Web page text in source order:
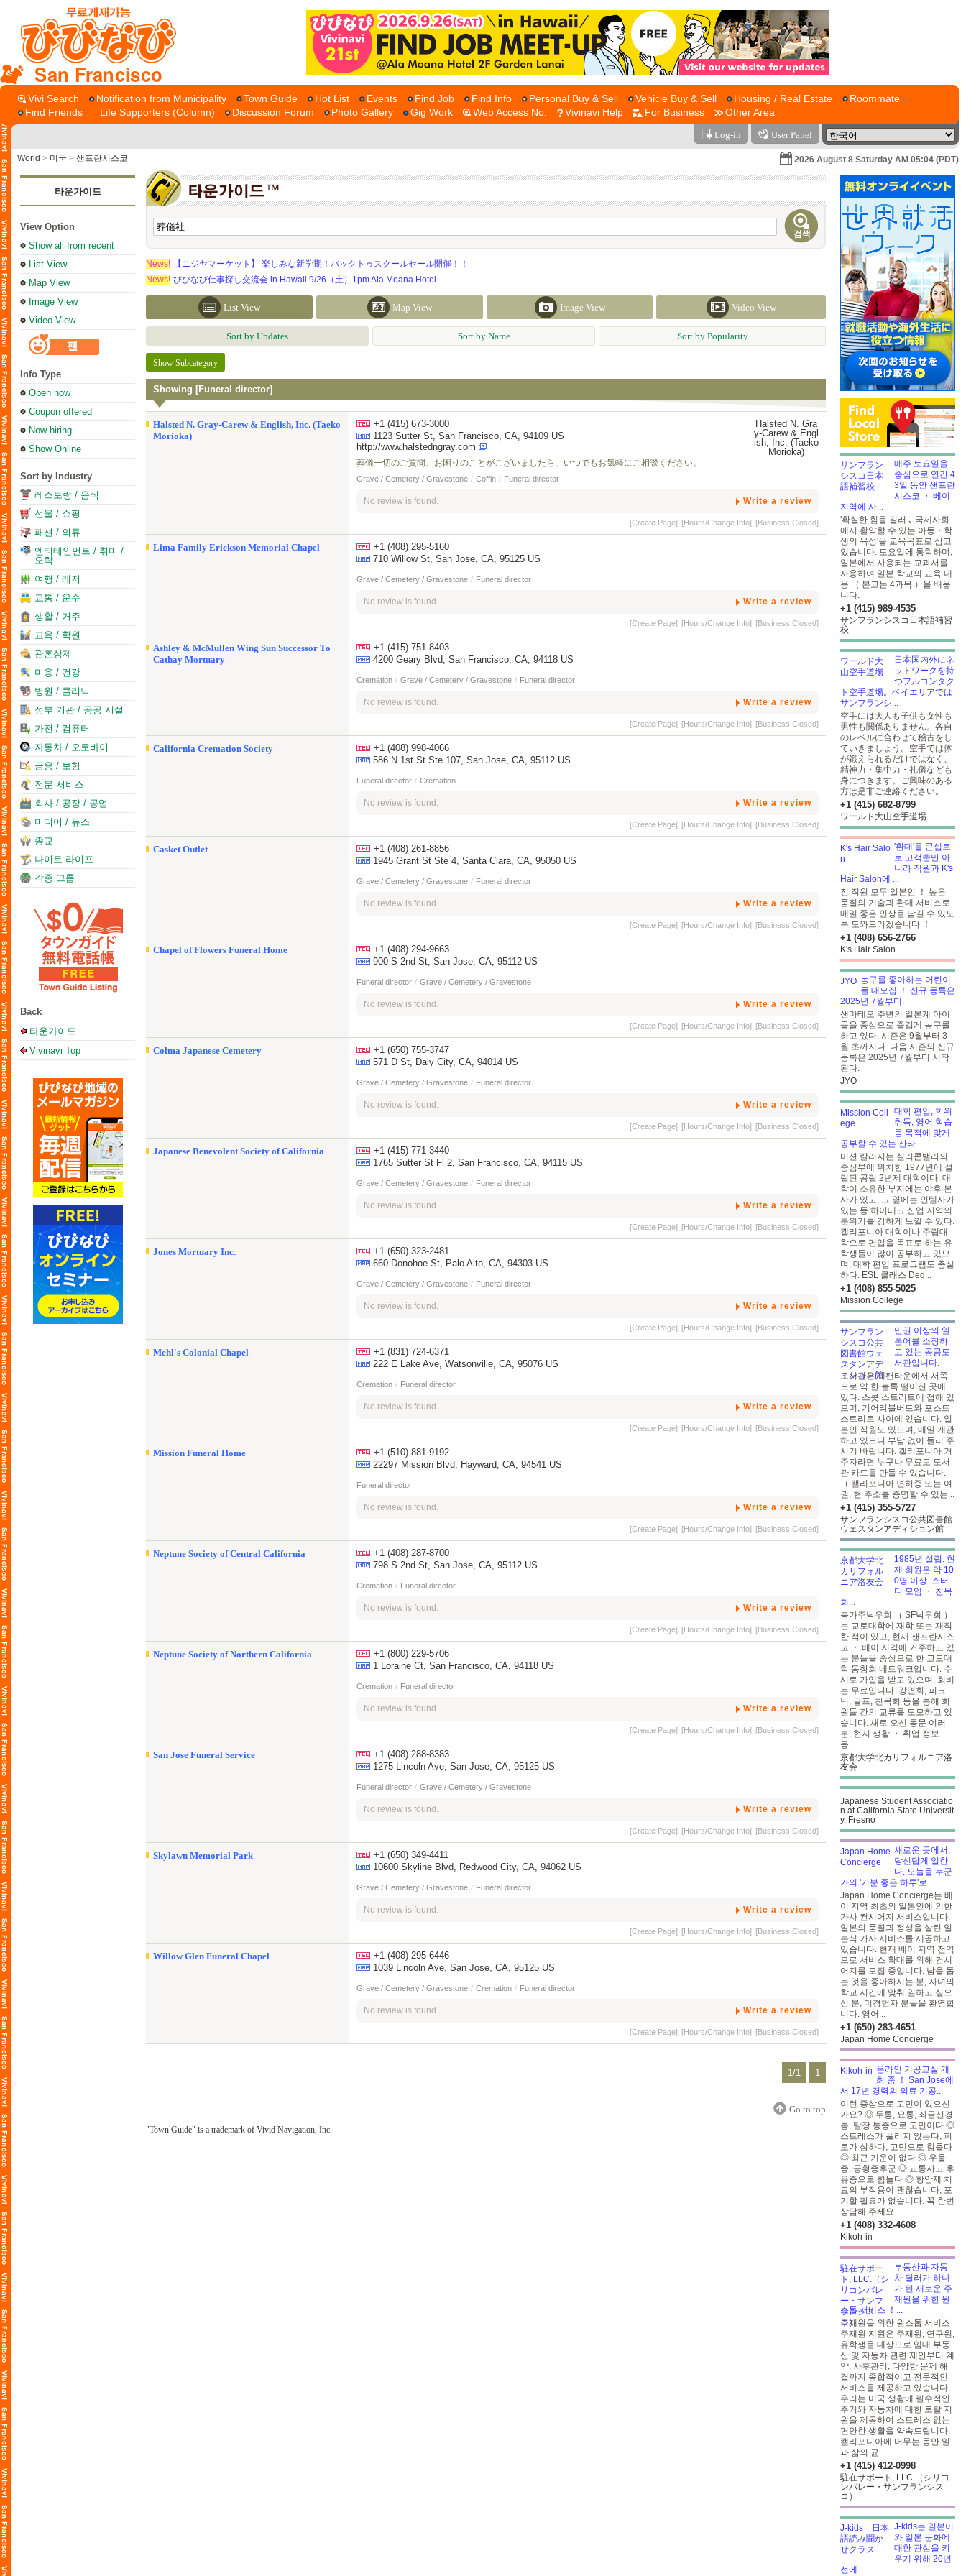
San Francisco
Vivi Search Notification from Municipality Town Guide Hot List Events Find Job Find Info Personal Buy & Sell Vehicle Buy & Sell Housing / Real Estate
Roommate
Find Friends
Life Supporters (Column) Discussion Forum Photo Gallery Gig Work Web Access No. Vivinavi Help For Business Other Area
Log-in User Panel
World > 미국 > 샌프란시스코 2026 August 8 Saturday AM 05:04 (PDT)
타운가이드
View Option
Show all from recent
List View
Map View
Image View
Video View
Info Type
Open now
Coupon offered
Now hiring
Show Online
Sort by Industry
레스토랑 / 음식
선물 / 쇼핑
패션 / 의류
엔터테인먼트 / 취미 /
오락
여행 / 레저
교통 / 운수
생활 / 거주
교육 / 학원
관혼상제
미용 / 건강
병원 / 클리닉
정부 기관 / 공공 시설
가전 / 컴퓨터
자동차 / 오토바이
금융 / 보험
전문 서비스
회사 / 공장 / 공업
미디어 / 뉴스
종교
나이트 라이프
각종 그룹
Back
타운가이드
Vivinavi Top
News!
【ニジヤマーケット】 楽しみな新学期！バックトゥスクールセール開催！！
News! びびなび仕事探し交流会 in Hawaii 9/26（土）1pm Ala Moana Hotel
List View Map View Image View Video View
Sort by Updates Sort by Name Sort by Popularity
Show Subcategory
Showing [Funeral director]
Halsted N. Gray-Carew & English, Inc. (Taeko
Morioka)
+1 (415) 673-3000
1123 Sutter St, San Francisco, CA, 94109 US
http://www.halstedngray.com
葬儀一切のご質問、お困りのことがございましたら、いつでもお気軽にご相談ください。
Grave / Cemetery / Gravestone / Coffin / Funeral director
No review is found. Write a review
[Create Page] [Hours/Change Info] [Business Closed]
Lima Family Erickson Memorial Chapel
+1 (408) 295-5160
710 Willow St, San Jose, CA, 95125 US
Grave / Cemetery / Gravestone / Funeral director
No review is found. Write a review
[Create Page] [Hours/Change Info] [Business Closed]
Ashley & McMullen Wing Sun Successor To
Cathay Mortuary
+1 (415) 751-8403
4200 Geary Blvd, San Francisco, CA, 94118 US
Cremation / Grave / Cemetery / Gravestone / Funeral director
No review is found. Write a review
[Create Page] [Hours/Change Info] [Business Closed]
California Cremation Society
+1 (408) 998-4066
586 N 1st St Ste 107, San Jose, CA, 95112 US
Funeral director / Cremation
No review is found. Write a review
[Create Page] [Hours/Change Info] [Business Closed]
Casket Outlet
+1 (408) 261-8856
1945 Grant St Ste 4, Santa Clara, CA, 95050 US
Grave / Cemetery / Gravestone / Funeral director
No review is found. Write a review
[Create Page] [Hours/Change Info] [Business Closed]
Chapel of Flowers Funeral Home
+1 (408) 294-9663
900 S 2nd St, San Jose, CA, 95112 US
Funeral director / Grave / Cemetery / Gravestone
No review is found. Write a review
[Create Page] [Hours/Change Info] [Business Closed]
Colma Japanese Cemetery
+1 (650) 755-3747
571 D St, Daly City, CA, 94014 US
Grave / Cemetery / Gravestone / Funeral director
No review is found. Write a review
[Create Page] [Hours/Change Info] [Business Closed]
Japanese Benevolent Society of California
+1 (415) 771-3440
1765 Sutter St Fl 2, San Francisco, CA, 94115 US
Grave / Cemetery / Gravestone / Funeral director
No review is found. Write a review
[Create Page] [Hours/Change Info] [Business Closed]
Jones Mortuary Inc.
+1 (650) 323-2481
660 Donohoe St, Palo Alto, CA, 94303 US
Grave / Cemetery / Gravestone / Funeral director
No review is found. Write a review
[Create Page] [Hours/Change Info] [Business Closed]
Mehl's Colonial Chapel
+1 (831) 724-6371
222 E Lake Ave, Watsonville, CA, 95076 US
Cremation / Funeral director
No review is found. Write a review
[Create Page] [Hours/Change Info] [Business Closed]
Mission Funeral Home
+1 (510) 881-9192
22297 Mission Blvd, Hayward, CA, 94541 US
Funeral director
No review is found. Write a review
[Create Page] [Hours/Change Info] [Business Closed]
Neptune Society of Central California
+1 (408) 287-8700
798 S 2nd St, San Jose, CA, 95112 US
Cremation / Funeral director
No review is found. Write a review
[Create Page] [Hours/Change Info] [Business Closed]
Neptune Society of Northern California
+1 (800) 229-5706
1 Loraine Ct, San Francisco, CA, 94118 US
Cremation / Funeral director
No review is found. Write a review
[Create Page] [Hours/Change Info] [Business Closed]
San Jose Funeral Service
+1 (408) 288-8383
1275 Lincoln Ave, San Jose, CA, 95125 US
Funeral director / Grave / Cemetery / Gravestone
No review is found. Write a review
[Create Page] [Hours/Change Info] [Business Closed]
Skylawn Memorial Park
+1 (650) 349-4411
10600 Skyline Blvd, Redwood City, CA, 94062 US
Grave / Cemetery / Gravestone / Funeral director
No review is found. Write a review
[Create Page] [Hours/Change Info] [Business Closed]
Willow Glen Funeral Chapel
+1 (408) 295-6446
1039 Lincoln Ave, San Jose, CA, 95125 US
Grave / Cemetery / Gravestone / Cremation / Funeral director
No review is found. Write a review
[Create Page] [Hours/Change Info] [Business Closed]
1/1 1
Go to top
"Town Guide" is a trademark of Vivid Navigation, Inc.
매주 토요일을
중심으로 연간 4
3일 동안 샌프란
시스코 ・ 베이
지역에 사...
'확실한 힘을 길러 ､ 국제사회
에서 활약할 수 있는 아동・학
생의 육성'을 교육목표로 삼고
있습니다. 토요일에 통학하며,
일본에서 사용되는 교과서를
사용하여 일본 학교의 교육 내
용 （ 본교는 4과목 ）을 배웁
니다.
+1 (415) 989-4535
サンフランシスコ日本語補習
校
日本国内外にネ
ットワークを持
つフルコンタク
ト空手道場。ベイエリアでは
サンフランシ...
空手には大人も子供も女性も
男性も関係ありません。各自
のレベルに合わせて稽古をし
ていきましょう。空手では体
が鍛えられるだけではなく、
精神力・集中力・礼儀なども
身につきます。ご興味のある
方は是非ご連絡ください。
+1 (415) 682-8799
ワールド大山空手道場
'환대'를 콘셉트
로 고객뿐만 아
니라 직원과 K's
Hair Salon에 ...
전 직원 모두 일본인 ！ 높은
품질의 기술과 환대 서비스로
매일 좋은 인상을 남길 수 있도
록 도와드리겠습니다 ！
+1 (408) 656-2766
K's Hair Salon
농구를 좋아하는 어린이
들 대모집 ！ 신규 등록은
2025년 7월부터.
샌마테오 주변의 일본계 아이
들을 중심으로 즐겁게 농구를
하고 있다. 시즌은 9월부터 3
월 초까지다. 다음 시즌의 신규
등록은 2025년 7월부터 시작
된다.
JYO
대학 편입, 학위
취득, 영어 학습
등 목적에 맞게
공부할 수 있는 산타...
미션 칼리지는 실리콘밸리의
중심부에 위치한 1977년에 설
립된 공립 2년제 대학이다. 대
학이 소유한 부지에는 야후 본
사가 있고, 그 옆에는 인텔사가
있는 등 하이테크 산업 지역의
분위기를 강하게 느낄 수 있다.
캘리포니아 대학이나 주립대
학으로 편입을 목표로 하는 유
학생들이 많이 공부하고 있으
며, 대학 편입 프로그램도 충실
하다. ESL 클래스 Deg...
+1 (408) 855-5025
Mission College
만권 이상의 일
본어를 소장하
고 있는 공공도
서관입니다.
도서관은 재팬타운에서 서쪽
으로 약 한 블록 떨어진 곳에
있다. 스콧 스트리트에 접해 있
으며, 기어리블버드와 포스트
스트리트 사이에 있습니다. 일
본인 직원도 있으며, 매일 개관
하고 있으니 부담 없이 들러 주
시기 바랍니다. 캘리포니아 거
주자라면 누구나 무료로 도서
관 카드를 만들 수 있습니다.
（ 캘리포니아 면허증 또는 여
권, 현 주소를 증명할 수 있는...
+1 (415) 355-5727
サンフランシスコ公共図書館
ウェスタンアディション館
1985년 설립. 현
재 회원은 약 10
0명 이상. 스터
디 모임 ・ 친목
회...
북가주낙우회 （ SF낙우회 ）
는 교토대학에 재학 또는 재직
한 적이 있고, 현재 샌프란시스
코 ・ 베이 지역에 거주하고 있
는 분들을 중심으로 한 교토대
학 동창회 네트워크입니다. 수
시로 가입을 받고 있으며, 회비
는 무료입니다. 강연회, 피크
닉, 골프, 친목회 등을 통해 회
원들 간의 교류를 도모하고 있
습니다. 새로 오신 동문 여러
분, 현지 생활 ・ 취업 정보
등...
京都大学北カリフォルニア洛
友会
Japanese Student Associatio
n at California State Universit
y, Fresno
새로운 곳에서,
당신답게 일한
다. 오늘을 누군
가의 '기분 좋은 하루'로 ...
Japan Home Concierge는 베
이 지역 최초의 일본인에 의한
가사 컨시어지 서비스입니다.
일본의 품질과 정성을 살린 일
본식 가사 서비스를 제공하고
있습니다. 현재 베이 지역 전역
으로 서비스 확대를 위해 컨시
어지를 모집 중입니다. 남을 돕
는 것을 좋아하시는 분, 자녀의
학교 시간에 맞춰 일하고 싶으
신 분, 미경험자 분들을 환영합
니다. 영어...
+1 (650) 283-4651
Japan Home Concierge
온라인 기공교실 개
최 중 ！ San Jose에
서 17년 경력의 의료 기공...
이런 증상으로 고민이 있으신
가요? ◎ 두통, 요통, 좌골신경
통, 탈장 통증으로 고민이다 ◎
스트레스가 풀리지 않는다, 피
로가 심하다, 고민으로 힘들다
◎ 최근 기운이 없다 ◎ 우울
증, 공황증후군 ◎ 교통사고 후
유증으로 힘들다 ◎ 항암제 치
료의 부작용이 괜찮습니다, 포
기할 필요가 없습니다. 꼭 한번
상담해 주세요.
+1 (408) 332-4608
Kikoh-in
부동산과 자동
차 딜러가 하나
가 된 새로운 주
재원을 위한 원
스톱 서비스 ！...
주재원을 위한 원스톱 서비스
주재원 지원은 주재원, 연구원,
유학생을 대상으로 임대 부동
산 및 자동차 관련 제안부터 계
약, 사후관리, 다양한 문제 해
결까지 종합적이고 전문적인
서비스를 제공하고 있습니다.
우리는 미국 생활에 필수적인
주거와 자동차에 대한 토탈 지
원을 제공하여 스트레스 없는
편안한 생활을 약속드립니다.
캘리포니아에 머무는 동안 일
과 삶의 균...
+1 (415) 412-0998
駐在サポート, LLC.（シリコ
ンバレー・サンフランシス
コ）
J-kids는 일본어
와 일본 문화에
대한 관심을 키
우기 위해 20년
전에...